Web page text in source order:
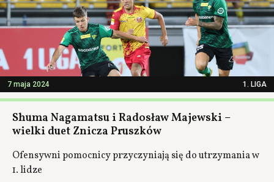
7 maja 2024 1. LIGA
Shuma Nagamatsu i Radosław Majewski –
wielki duet Znicza Pruszków
Ofensywni pomocnicy przyczyniają się do utrzymania w
1. lidze